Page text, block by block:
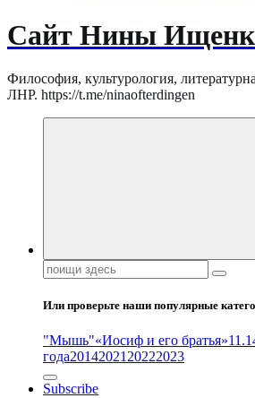
Сайт Нины
Философия, культурология,
ЛНР. https://t.me/ninaofterdingen
Поиск:
Или проверьте наши популярные
"Мышь"«Иосиф и его братья»
года2014202120222023
Subscribe